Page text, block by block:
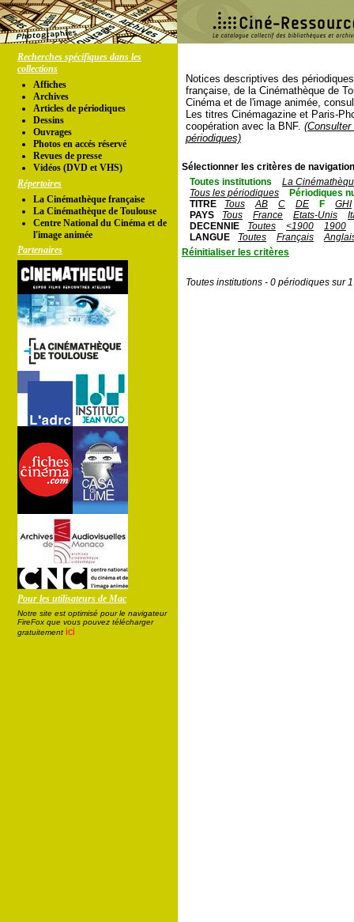
Recherches spécifiques dans les
collections
Affiches
Archives
Articles de périodiques
Dessins
Ouvrages
Photos en accés réservé
Revues de presse
Vidéos (DVD et VHS)
Répertoires
La Cinémathèque française
La Cinémathèque de Toulouse
Centre National du Cinéma et de
l'image animée
Partenaires
Pour les utilisateurs de Mac
Notre site est optimisé pour le navigateur
FireFox que vous pouvez télécharger
gratuitement ici
Notices descriptives des
française, de la Cinémathèque de
Cinéma et de l'image animée,
Les titres Cinémagazine et Paris-
coopération avec la BNF.
périodiques)
Sélectionner les critères de
Toutes institutions
La
Tous les périodiques
Périodiques
TITRE
Tous AB C DE F
GHI
PAYS
Tous France Etats-Unis
DECENNIE
Toutes <1900
1900
LANGUE
Toutes Français
Réinitialiser les critères
Toutes institutions - 0 périodiques sur